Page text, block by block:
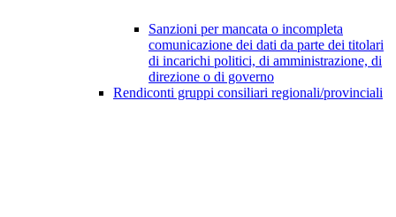
Sanzioni per mancata o incompleta
comunicazione dei dati da parte dei titolari
di incarichi politici, di amministrazione, di
direzione o di governo
Rendiconti gruppi consiliari regionali/provinciali